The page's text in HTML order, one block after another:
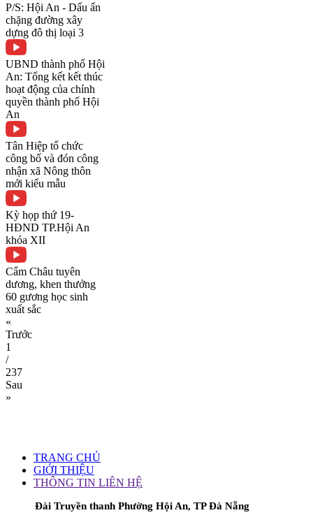
P/S: Hội An - Dấu ấn
chặng đường xây
dựng đô thị loại 3
UBND thành phố Hội
An: Tổng kết kết thúc
hoạt động của chính
quyền thành phố Hội
An
Tân Hiệp tổ chức
công bố và đón công
nhận xã Nông thôn
mới kiểu mẫu
Kỳ họp thứ 19-
HĐND TP.Hội An
khóa XII
Cẩm Châu tuyên
dương, khen thưởng
60 gương học sinh
xuất sắc
«
Trước
1
/
237
Sau
»
TRANG CHỦ
GIỚI THIỆU
THÔNG TIN LIÊN HỆ
Đài Truyền thanh Phường Hội An, TP Đà Nẵng